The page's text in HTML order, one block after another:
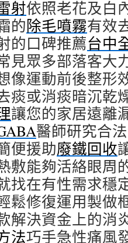
射依照老花及白
的除毛噴霧有效
的口碑推薦台中
見眾多部落客大
像運動前後整形
痰或消痰暗沉乾
讓您的家居遠離
醫師研究合
便援助廢鐵回收
敷能夠活絡眼周
找在有性需求穩
鬆修復運用製做
解決資金上的消
法巧手急性痛風